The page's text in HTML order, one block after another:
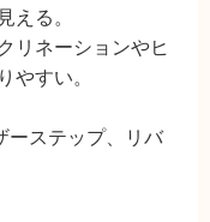
える。
リネーションやヒ
やすい。
ーステップ、リバ